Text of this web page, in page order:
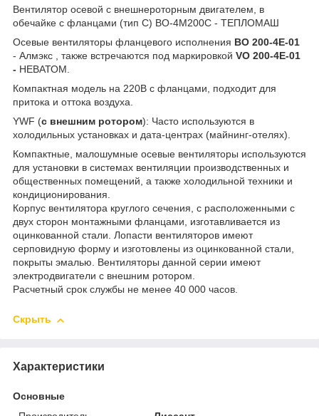
Вентилятор осевой с внешнероторным двигателем, в
обечайке с фланцами (тип С) ВО-4М200C - ТЕПЛОМАШ
Осевые вентиляторы фланцевого исполнения ВО 200-4Е-01
- Алмэкс , также встречаются под маркировкой VO 200-4E-01
- НЕВАТОМ.
Компактная модель на 220В с фланцами, подходит для
притока и оттока воздуха.
YWF (с внешним ротором): Часто используются в
холодильных установках и дата-центрах (майнинг-отелях).
Компактные, малошумные осевые вентиляторы используются
для установки в системах вентиляции производственных и
общественных помещений, а также холодильной техники и
кондиционирования.
Корпус вентилятора круглого сечения, с расположенными с
двух сторон монтажными фланцами, изготавливается из
оцинкованной стали. Лопасти вентиляторов имеют
серповидную форму и изготовлены из оцинкованной стали,
покрыты эмалью. Вентиляторы данной серии имеют
электродвигатели с внешним ротором.
Расчетный срок службы не менее 40 000 часов.
Скрыть
Характеристики
Основные